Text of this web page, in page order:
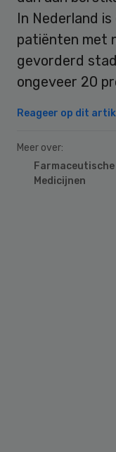
In Nederland
patiënten met
gevorderd
ongeveer 20
Reageer op dit
Meer over:
Medicijnen